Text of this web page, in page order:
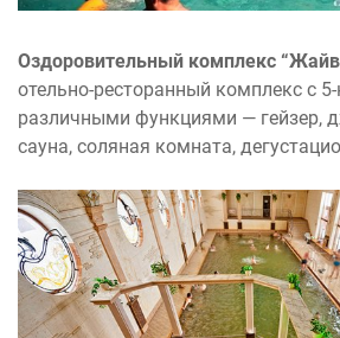
Оздоровительный комплекс
отельно-ресторанный комплекс с
различными функциями — гейзер,
сауна, соляная комната,